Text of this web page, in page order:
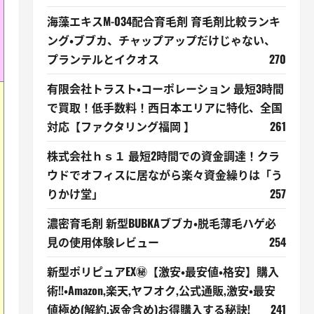
海藻エキスM-034配合育毛剤 育毛剤比較ランキ
ング・ブブカ、チャップアップだけじゃない、
プランテルとイクオス
270
有限会社トラスト・コーポレーション 最短3時間
で買取！低手数料！西日本エリアに特化、全国
対応【ファクタリング福岡 】
261
株式会社ｈｓ１ 最短2時間での資金調達！クラ
ウドでオフィスに居ながら楽々資金繰りは「う
りかけ堂」
257
濃密育毛剤 新型BUBKAブブカ・脱毛薄毛ハゲ必
見の使用体験レビュー
254
新型ポリピュアEX㊙【激安・最安値・格安】購入
術!!・Amazon,楽天,ヤフオク,公式通販,激安・最安
値極め(解約,返金含め)お得購入する秘訣!
241